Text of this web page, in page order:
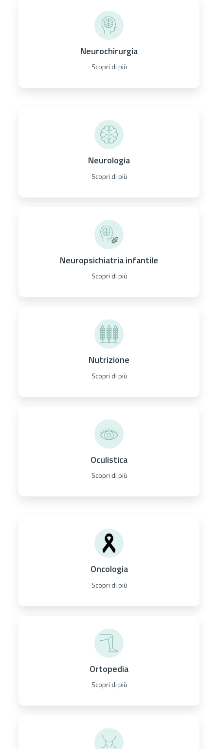
Neurochirurgia
Scopri di più
Neurologia
Scopri di più
Neuropsichiatria infantile
Scopri di più
Nutrizione
Scopri di più
Oculistica
Scopri di più
Oncologia
Scopri di più
Ortopedia
Scopri di più